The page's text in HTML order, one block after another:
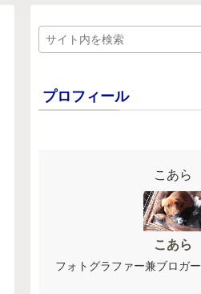
プロフィール
こあら
こあら
フォトグラファー兼ブロガー